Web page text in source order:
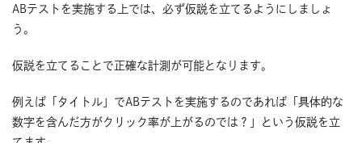
ABテストを実施する上では、必ず仮説を立てるようにしましょ
う。
仮説を立てることで正確な計測が可能となります。
例えば「タイトル」でABテストを実施するのであれば「具体的な
数字を含んだ方がクリック率が上がるのでは？」という仮説を立